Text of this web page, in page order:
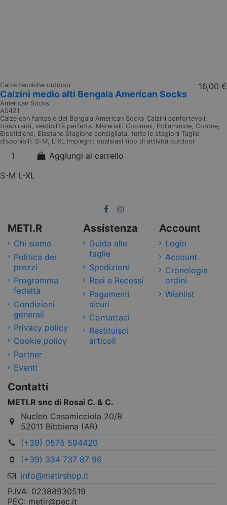
Calze tecniche outdoor
Calzini medio alti Bengala American Socks
American Socks
AS421
16,00 €
Calze con fantasie del Bengala American Socks Calzini confortevoli,
traspiranti, vestibilità perfetta. Materiali: Coolmax, Poliammide, Cotone,
Elostidiene, Elastane Stagione consigliata: tutte le stagioni Taglie
disponibili: S-M, L-XL Impieghi: qualsiasi tipo di attività outdoor
Aggiungi al carrello
S-M L-XL
METI.R
Chi siamo
Politica dei
prezzi
Programma
fedeltà
Condizioni
generali
Privacy policy
Cookie policy
Partner
Eventi
Assistenza
Guida alle
taglie
Spedizioni
Resi e Recessi
Pagamenti
sicuri
Contattaci
Restituisci
articoli
Account
Login
Account
Cronologia
ordini
Wishlist
Contatti
METI.R snc di Rosai C. & C.
Nucleo Casamicciola 20/B
52011 Bibbiena (AR)
(+39) 0575 594420
(+39) 334 737 87 96
info@metirshop.it
P.IVA: 02388930519
PEC: metir@pec.it